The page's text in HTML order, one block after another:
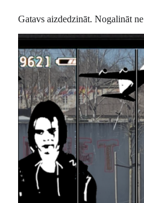
Gatavs aizdedzināt. Nogalināt ne